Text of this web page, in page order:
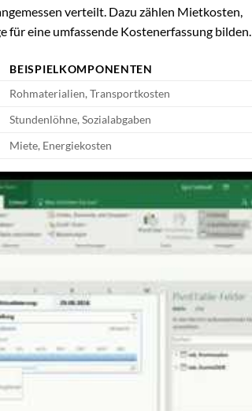
verteilt. Dazu zählen Mietkosten,
für eine umfassende Kostenerfassung bilden.
BEISPIELKOMPONENTEN
Rohmaterialien, Transportkosten
Stundenlöhne, Sozialabgaben
Miete, Energiekosten